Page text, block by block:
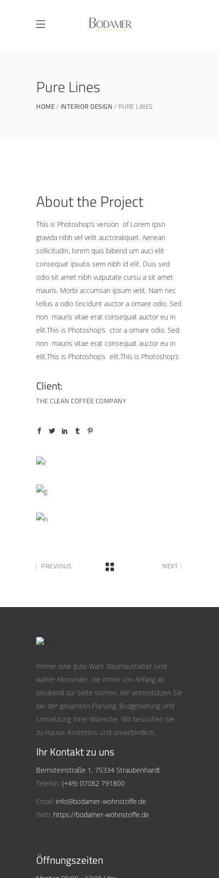
Pure Lines
HOME INTERIOR DESIGN PURE LINES
About the Project
This is Photoshop’s version of Lorem Ipsn
gravida nibh vel velit auctoraliquet. Aenean
sollicitudin, lorem quis bibend um auci elit
consequat ipsutis sem nibh id elit. Duis sed
odio sit amet nibh vulputate cursu a sit amet
mauris. Morbi accumsan ipsum velit. Nam nec
tellus a odio tincidunt auctor a ornare odio. Sed
non mauris vitae erat consequat auctor eu in
elit.This is Photoshop’s ctor a ornare odio. Sed
non mauris vitae erat consequat auctor eu in
elit.This is Photoshop’s elit.This is Photoshop’s
Client:
THE CLEAN COFFEE COMPANY
PREVIOUS NEXT
Immer eine gute Wahl. Raumaustatter sind
wahre Allrounder, die Ihnen von Anfang an
beratend zur Seite stehen. Wir unterstützen Sie
bei der gesamten Planung, Budgetierung und
Umsetzung Ihrer Wünsche. Wir besuchen Sie
zu Hause, kostenlos und unverbindlich.
Ihr Kontakt zu uns
Bernsteinstraße 1, 75334 Straubenhardt
Telefon: (+49) 07082 791800
Email: info@bodamer-wohnstoffe.de
Web: https://bodamer-wohnstoffe.de
Öffnungszeiten